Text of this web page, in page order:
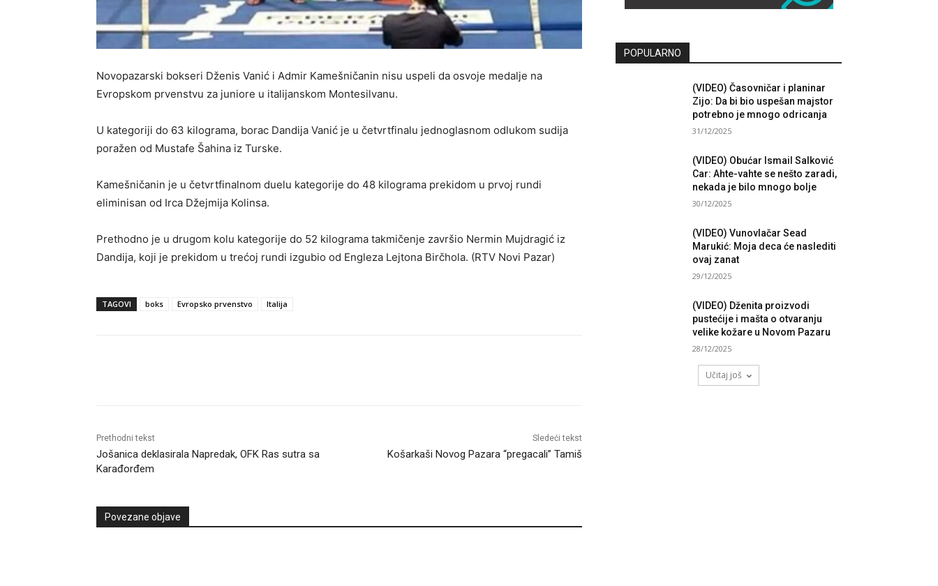
Novopazarski bokseri Dženis Vanić i Admir Kamešničanin nisu uspeli da osvoje medalje na
Evropskom prvenstvu za juniore u italijanskom Montesilvanu.
U kategoriji do 63 kilograma, borac Dandija Vanić je u četvrtfinalu jednoglasnom odlukom sudija
poražen od Mustafe Šahina iz Turske.
Kamešničanin je u četvrtfinalnom duelu kategorije do 48 kilograma prekidom u prvoj rundi
eliminisan od Irca Džejmija Kolinsa.
Prethodno je u drugom kolu kategorije do 52 kilograma takmičenje završio Nermin Mujdragić iz
Dandija, koji je prekidom u trećoj rundi izgubio od Engleza Lejtona Birčhola. (RTV Novi Pazar)
TAGOVI boks Evropsko prvenstvo Italija
Prethodni tekst
Jošanica deklasirala Napredak, OFK Ras sutra sa
Karađorđem
Sledeći tekst
Košarkaši Novog Pazara “pregacali” Tamiš
Povezane objave
POPULARNO
(VIDEO) Časovničar i planinar
Zijo: Da bi bio uspešan majstor
potrebno je mnogo odricanja
31/12/2025
(VIDEO) Obućar Ismail Salković
Car: Ahte-vahte se nešto zaradi,
nekada je bilo mnogo bolje
30/12/2025
(VIDEO) Vunovlačar Sead
Marukić: Moja deca će naslediti
ovaj zanat
29/12/2025
(VIDEO) Dženita proizvodi
pustećije i mašta o otvaranju
velike kožare u Novom Pazaru
28/12/2025
Učitaj još